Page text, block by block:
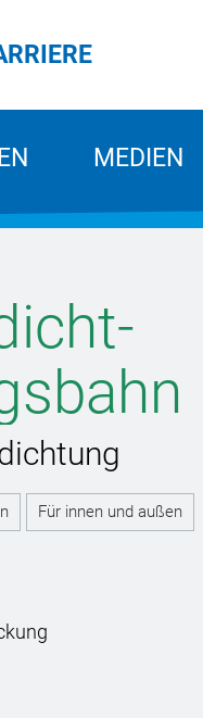
MEDIEN
Für innen und außen